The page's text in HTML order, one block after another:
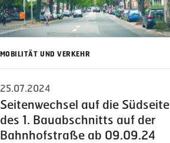
MOBILITÄT UND VERKEHR
25.07.2024
Seiten­wechsel auf die Südseite
des 1. Bauab­schnitts auf der
Bahnhof­straße ab 09.09.24